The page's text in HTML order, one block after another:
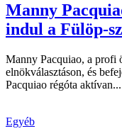
Manny
indul a Fülöp-
Manny Pacquiao, a profi
elnökválasztáson, és
Pacquiao régóta aktívan...
Egyéb